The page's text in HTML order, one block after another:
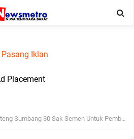
Pasang Iklan
Placement
30 Sak Semen Untuk Pembangunan Masjid Nurul Imam Di Kecamatan Pujut.